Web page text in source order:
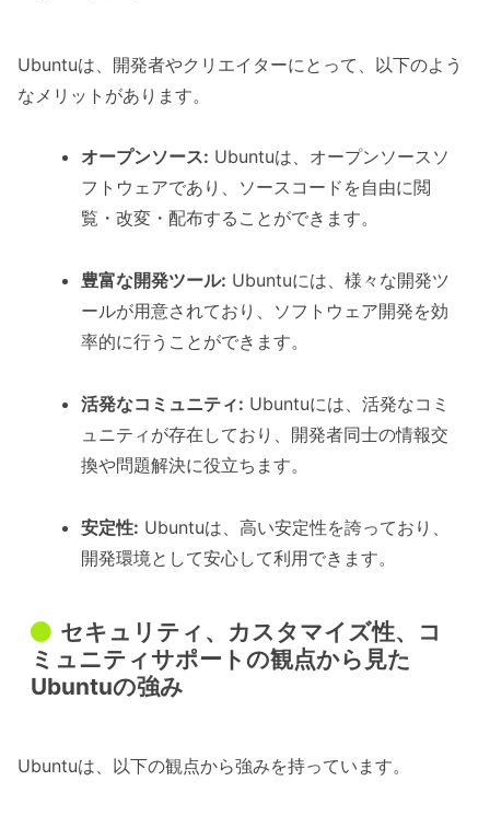
Ubuntuは、開発者やクリエイターにとって、以下のよう
なメリットがあります。
オープンソース: Ubuntuは、オープンソースソ
フトウェアであり、ソースコードを自由に閲
覧・改変・配布することができます。
豊富な開発ツール: Ubuntuには、様々な開発ツ
ールが用意されており、ソフトウェア開発を効
率的に行うことができます。
活発なコミュニティ: Ubuntuには、活発なコミ
ュニティが存在しており、開発者同士の情報交
換や問題解決に役立ちます。
安定性: Ubuntuは、高い安定性を誇っており、
開発環境として安心して利用できます。
セキュリティ、カスタマイズ性、コ
ミュニティサポートの観点から見た
Ubuntuの強み
Ubuntuは、以下の観点から強みを持っています。